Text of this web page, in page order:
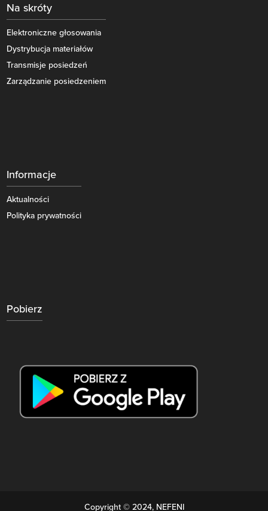
Na skróty
Elektroniczne głosowania
Dystrybucja materiałów
Transmisje posiedzeń
Zarządzanie posiedzeniem
Informacje
Aktualności
Polityka prywatności
Pobierz
Copyright © 2024, NEFENI